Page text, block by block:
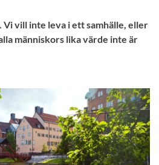
vill inte leva i ett samhälle, eller
människors lika värde inte är